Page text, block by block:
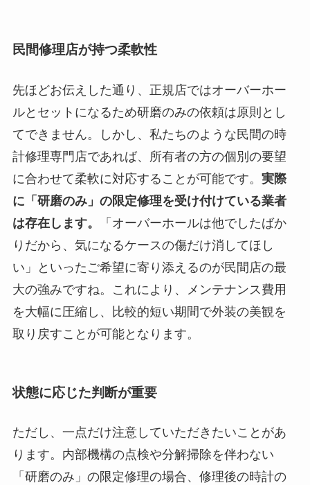
民間修理店が持つ柔軟性
先ほどお伝えした通り、正規店ではオーバーホー
ルとセットになるため研磨のみの依頼は原則とし
てできません。しかし、私たちのような民間の時
計修理専門店であれば、所有者の方の個別の要望
に合わせて柔軟に対応することが可能です。 実際
に「研磨のみ」の限定修理を受け付けている業者
は存在します。
「オーバーホールは他でしたばか
りだから、気になるケースの傷だけ消してほし
い」といったご希望に寄り添えるのが民間店の最
大の強みですね。これにより、メンテナンス費用
を大幅に圧縮し、比較的短い期間で外装の美観を
取り戻すことが可能となります。
状態に応じた判断が重要
ただし、一点だけ注意していただきたいことがあ
ります。内部機構の点検や分解掃除を伴わない
「研磨のみ」の限定修理の場合、修理後の時計の